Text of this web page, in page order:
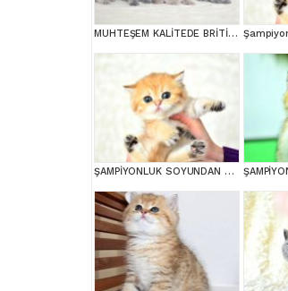
MUHTEŞEM KALİTEDE BRİTİSH SHORTHAİR YAVRULARIMIZ
ŞAMPİYONLUK SOYUNDAN NY11 GOLDEN BRİTİSH SHORTHAİR